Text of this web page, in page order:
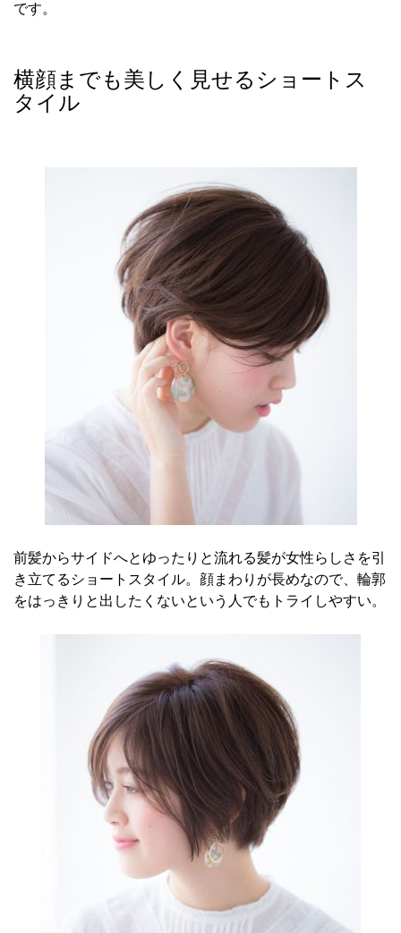
です。
横顔までも美しく見せるショートス
タイル
前髪からサイドへとゆったりと流れる髪が女性らしさを引
き立てるショートスタイル。顔まわりが長めなので、輪郭
をはっきりと出したくないという人でもトライしやすい。